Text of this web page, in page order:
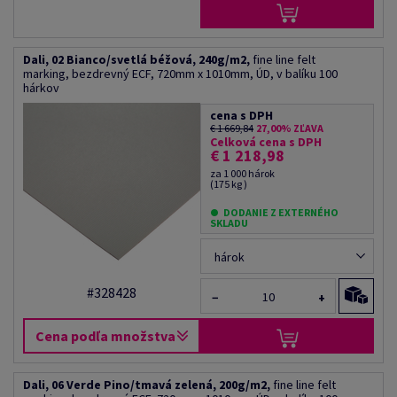
Dali, 02 Bianco/svetlá béžová, 240g/m2, fine line felt
marking, bezdrevný ECF, 720mm x 1010mm, ÚD, v balíku 100
hárkov
#328428
Cena podľa množstva
cena s DPH
€ 1 669,84 27,00% ZĽAVA
Celková cena s DPH
€ 1 218,98
za 1 000 hárok
(175 kg )
DODANIE Z EXTERNÉHO
SKLADU
hárok
− +
Dali, 06 Verde Pino/tmavá zelená, 200g/m2, fine line felt